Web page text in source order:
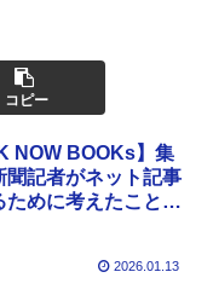
コピー
NOW BOOKs】集
聞記者がネット記事
ために考えたこと」
2026.01.13